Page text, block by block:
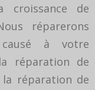
croissance de
réparerons
à votre
réparation de
réparation de